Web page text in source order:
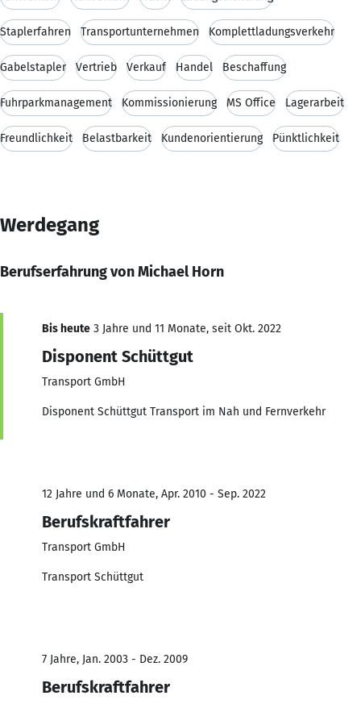
Staplerfahren Transportunternehmen Komplettladungsverkehr
Gabelstapler Vertrieb Verkauf Handel Beschaffung
Fuhrparkmanagement Kommissionierung MS Office Lagerarbeit
Freundlichkeit Belastbarkeit Kundenorientierung Pünktlichkeit
Werdegang
Berufserfahrung von Michael Horn
Bis heute 3 Jahre und 11 Monate, seit Okt. 2022
Disponent Schüttgut
Transport GmbH
Disponent Schüttgut Transport im Nah und Fernverkehr
12 Jahre und 6 Monate, Apr. 2010 - Sep. 2022
Berufskraftfahrer
Transport GmbH
Transport Schüttgut
7 Jahre, Jan. 2003 - Dez. 2009
Berufskraftfahrer